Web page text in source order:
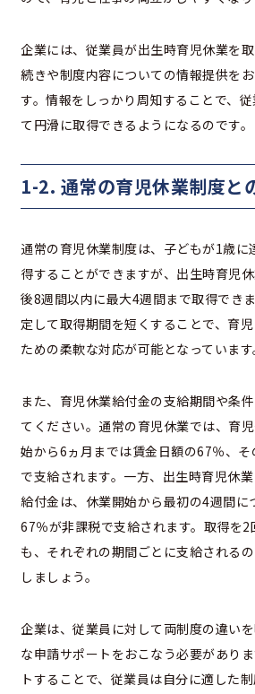
企業には、従業員が出生時育児休業を
続きや制度内容についての情報提供を
す。情報をしっかり周知することで、
て円滑に取得できるようになるのです。
1-2. 通常の育児休業制度と
通常の育児休業制度は、子どもが1歳に
得することができますが、出生時育児
後8週間以内に最大4週間まで取得でき
定して取得期間を短くすることで、育
ための柔軟な対応が可能となっています
また、育児休業給付金の支給期間や条
てください。通常の育児休業では、育
始から6ヵ月までは賃金日額の67％、
で支給されます。一方、出生時育児休
給付金は、休業開始から最初の4週間に
67％が非課税で支給されます。取得を2
も、それぞれの期間ごとに支給される
しましょう。
企業は、従業員に対して両制度の違い
な申請サポートをおこなう必要があり
トすることで、従業員は自分に適した